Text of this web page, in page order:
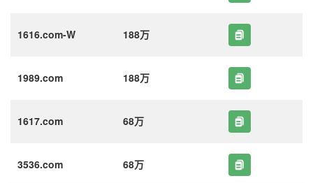
1616.com-W 188万
1989.com 188万
1617.com 68万
3536.com 68万